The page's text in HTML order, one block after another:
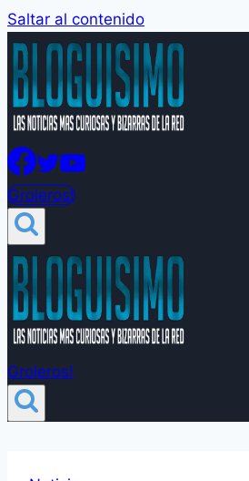
Saltar al contenido
Groleros!
Groleros!